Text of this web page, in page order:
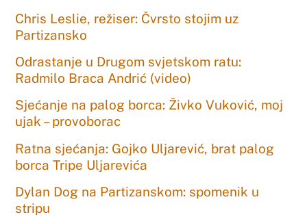
Chris Leslie, režiser: Čvrsto stojim uz
Partizansko
Odrastanje u Drugom svjetskom ratu:
Radmilo Braca Andrić (video)
Sjećanje na palog borca: Živko Vuković, moj
ujak – provoborac
Ratna sjećanja: Gojko Uljarević, brat palog
borca Tripe Uljarevića
Dylan Dog na Partizanskom: spomenik u
stripu